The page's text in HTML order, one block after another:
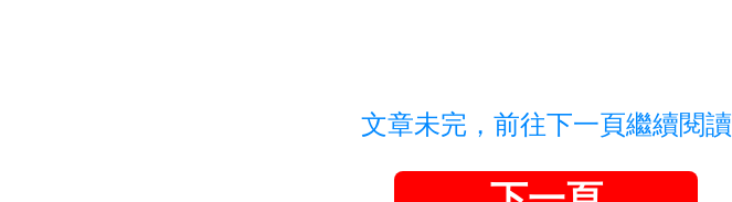
文章未完，前往下一頁繼續閱讀